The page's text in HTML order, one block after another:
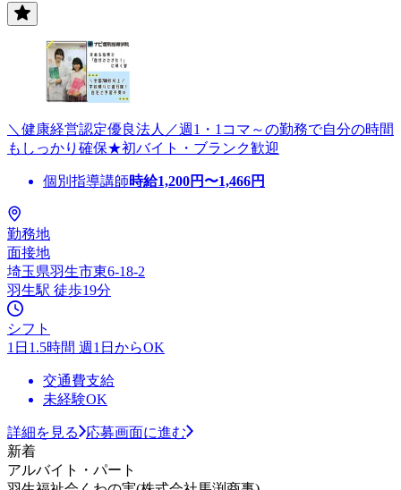
＼健康経営認定優良法人／週1・1コマ～の勤務で自分の時間
もしっかり確保★初バイト・ブランク歓迎
個別指導講師時給1,200円〜1,466円
勤務地
面接地
埼玉県羽生市東6-18-2
羽生駅 徒歩19分
シフト
1日1.5時間 週1日からOK
交通費支給
未経験OK
詳細を見る
応募画面に進む
新着
アルバイト・パート